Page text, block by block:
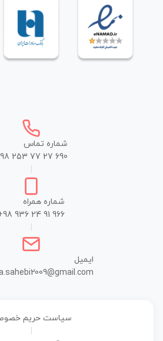
شماره تماس
253 77 27 690
شماره همراه
+98 936 24 91 966
ایمیل
سیاست حریم